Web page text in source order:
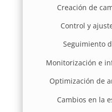
Creación de
Control y
Seguimiento
Monitorización e
Optimización de
Cambios en la